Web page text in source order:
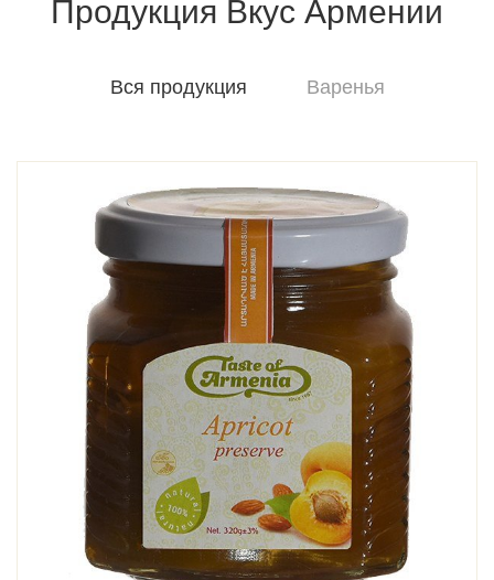
Продукция Вкус Армении
Вся продукция Варенья